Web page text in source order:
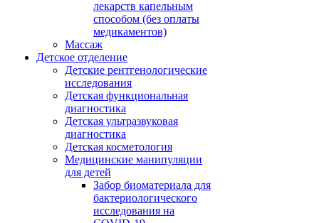
лекарств капельным
способом (без оплаты
медикаментов)
Массаж
Детское отделение
Детские рентгенологические
исследования
Детская функциональная
диагностика
Детская ультразвуковая
диагностика
Детская косметология
Медицинские манипуляции
для детей
Забор биоматериала для
бактериологического
исследования на